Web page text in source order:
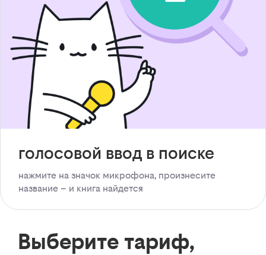
голосовой ввод в поиске
нажмите на значок микрофона, произнесите
название – и книга найдется
Выберите тариф,